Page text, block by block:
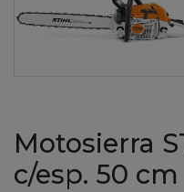
Motosierra
c/esp. 50 cm